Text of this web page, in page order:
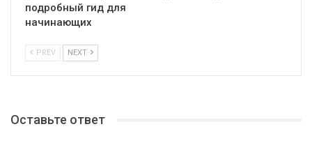
подробный гид для
начинающих
PREV NEXT
Оставьте ответ